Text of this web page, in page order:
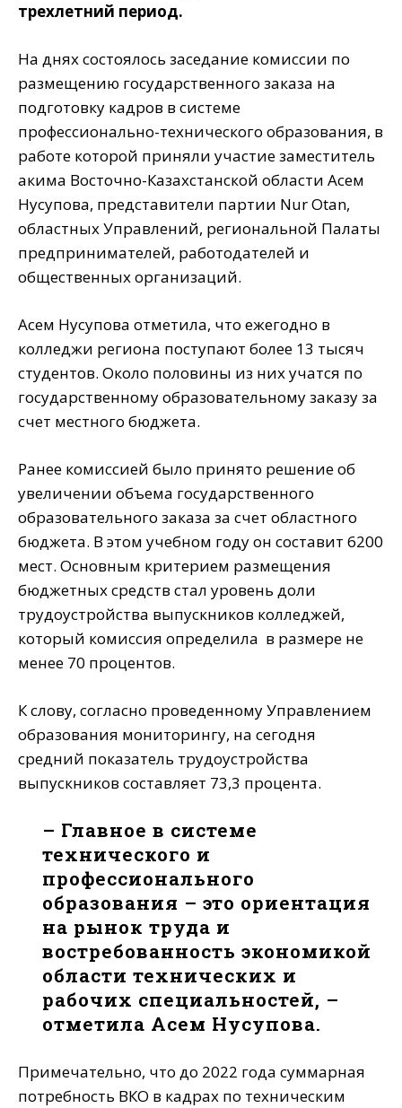
трехлетний период.
На днях состоялось заседание комиссии по
размещению государственного заказа на
подготовку кадров в системе
профессионально-технического образования, в
работе которой приняли участие заместитель
акима Восточно-Казахстанской области Асем
Нусупова, представители партии Nur Otan,
областных Управлений, региональной Палаты
предпринимателей, работодателей и
общественных организаций.
Асем Нусупова отметила, что ежегодно в
колледжи региона поступают более 13 тысяч
студентов. Около половины из них учатся по
государственному образовательному заказу за
счет местного бюджета.
Ранее комиссией было принято решение об
увеличении объема государственного
образовательного заказа за счет областного
бюджета. В этом учебном году он составит 6200
мест. Основным критерием размещения
бюджетных средств стал уровень доли
трудоустройства выпускников колледжей,
который комиссия определила в размере не
менее 70 процентов.
К слову, согласно проведенному Управлением
образования мониторингу, на сегодня
средний показатель трудоустройства
выпускников составляет 73,3 процента.
– Главное в системе
технического и
профессионального
образования – это ориентация
на рынок труда и
востребованность экономикой
области технических и
рабочих специальностей, –
отметила Асем Нусупова.
Примечательно, что до 2022 года суммарная
потребность ВКО в кадрах по техническим